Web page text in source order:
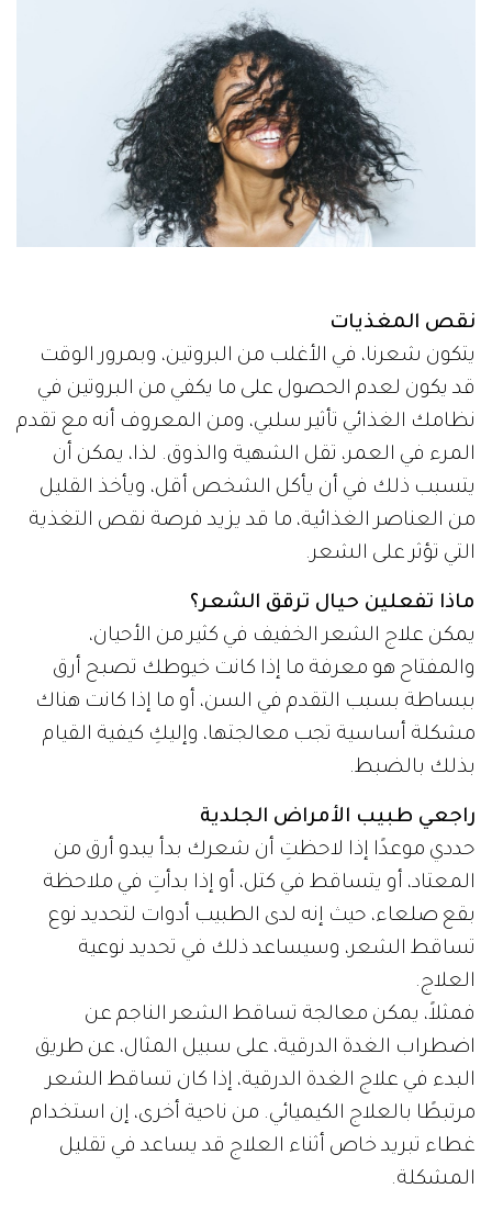
نقص المغذيات
يتكون شعرنا، في الأغلب من البروتين، وبمرور الوقت
قد يكون لعدم الحصول على ما يكفي من البروتين في
نظامك الغذائي تأثير سلبي، ومن المعروف أنه مع تقدم
المرء في العمر، تقل الشهية والذوق. لذا، يمكن أن
يتسبب ذلك في أن يأكل الشخص أقل، ويأخذ القليل
من العناصر الغذائية، ما قد يزيد فرصة نقص التغذية
التي تؤثر على الشعر.
ماذا تفعلين حيال ترقق الشعر؟
يمكن علاج الشعر الخفيف في كثير من الأحيان،
والمفتاح هو معرفة ما إذا كانت خيوطك تصبح أرق
ببساطة بسبب التقدم في السن، أو ما إذا كانت هناك
مشكلة أساسية تجب معالجتها، وإليكِ كيفية القيام
بذلك بالضبط.
راجعي طبيب الأمراض الجلدية
حددي موعدًا إذا لاحظتِ أن شعرك بدأ يبدو أرق من
المعتاد، أو يتساقط في كتل، أو إذا بدأتِ في ملاحظة
بقع صلعاء، حيث إنه لدى الطبيب أدوات لتحديد نوع
تساقط الشعر، وسيساعد ذلك في تحديد نوعية
العلاج.
فمثلاً، يمكن معالجة تساقط الشعر الناجم عن
اضطراب الغدة الدرقية، على سبيل المثال، عن طريق
البدء في علاج الغدة الدرقية، إذا كان تساقط الشعر
مرتبطًا بالعلاج الكيميائي. من ناحية أخرى، إن استخدام
غطاء تبريد خاص أثناء العلاج قد يساعد في تقليل
المشكلة.